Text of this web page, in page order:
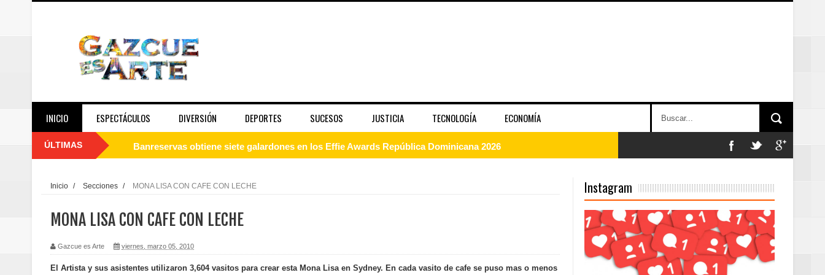
INICIO ESPECTÁCULOS DIVERSIÓN DEPORTES SUCESOS JUSTICIA TECNOLOGÍA ECONOMÍA
ÚLTIMAS Banreservas obtiene siete galardones en los Effie Awards República Dominicana 2026
Banreservas recibe nuevamente la máxima calificación crediticia AAA.do de Moody's Local RD con perspectiva
Estable
Juan Luis Guerra se acompaña del coro “Más que Vencedores” y nos regala el “Canto a la Patria” en la clausura
Inicio / Secciones / MONA LISA CON CAFE CON LECHE
MONA LISA CON CAFE CON LECHE
Gazcue es Arte viernes, marzo 05, 2010
El Artista y sus asistentes utilizaron 3,604 vasitos para crear esta Mona Lisa en Sydney. En cada vasito de cafe se puso mas o menos
Instagram